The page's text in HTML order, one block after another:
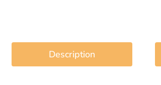
Description